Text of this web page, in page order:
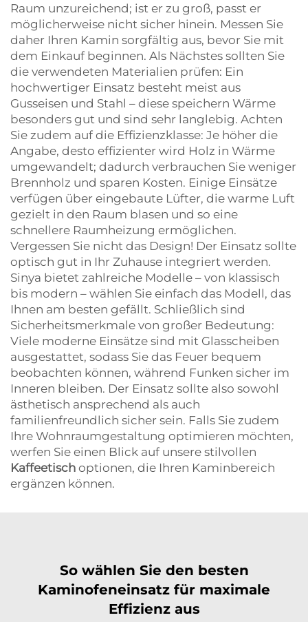
Raum unzureichend; ist er zu groß, passt er
möglicherweise nicht sicher hinein. Messen Sie
daher Ihren Kamin sorgfältig aus, bevor Sie mit
dem Einkauf beginnen. Als Nächstes sollten Sie
die verwendeten Materialien prüfen: Ein
hochwertiger Einsatz besteht meist aus
Gusseisen und Stahl – diese speichern Wärme
besonders gut und sind sehr langlebig. Achten
Sie zudem auf die Effizienzklasse: Je höher die
Angabe, desto effizienter wird Holz in Wärme
umgewandelt; dadurch verbrauchen Sie weniger
Brennholz und sparen Kosten. Einige Einsätze
verfügen über eingebaute Lüfter, die warme Luft
gezielt in den Raum blasen und so eine
schnellere Raumheizung ermöglichen.
Vergessen Sie nicht das Design! Der Einsatz sollte
optisch gut in Ihr Zuhause integriert werden.
Sinya bietet zahlreiche Modelle – von klassisch
bis modern – wählen Sie einfach das Modell, das
Ihnen am besten gefällt. Schließlich sind
Sicherheitsmerkmale von großer Bedeutung:
Viele moderne Einsätze sind mit Glasscheiben
ausgestattet, sodass Sie das Feuer bequem
beobachten können, während Funken sicher im
Inneren bleiben. Der Einsatz sollte also sowohl
ästhetisch ansprechend als auch
familienfreundlich sicher sein. Falls Sie zudem
Ihre Wohnraumgestaltung optimieren möchten,
werfen Sie einen Blick auf unsere stilvollen
Kaffeetisch optionen, die Ihren Kaminbereich
ergänzen können.
So wählen Sie den besten
Kaminofeneinsatz für maximale
Effizienz aus